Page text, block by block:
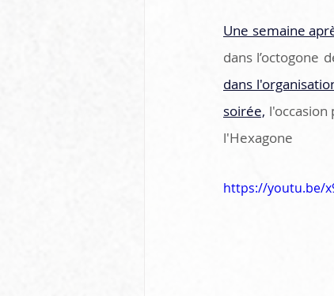
Une semaine
dans l’octogone
dans
soirée,
l'Hexagone
https://youtu.be/